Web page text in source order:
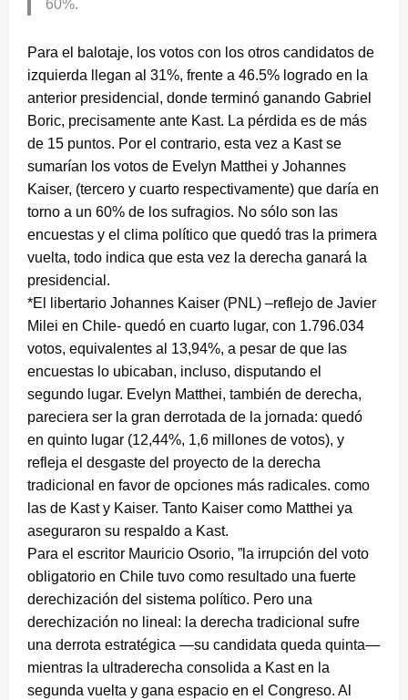
60%.
Para el balotaje, los votos con los otros candidatos de
izquierda llegan al 31%, frente a 46.5% logrado en la
anterior presidencial, donde terminó ganando Gabriel
Boric, precisamente ante Kast. La pérdida es de más
de 15 puntos. Por el contrario, esta vez a Kast se
sumarían los votos de Evelyn Matthei y Johannes
Kaiser, (tercero y cuarto respectivamente) que daría en
torno a un 60% de los sufragios. No sólo son las
encuestas y el clima político que quedó tras la primera
vuelta, todo indica que esta vez la derecha ganará la
presidencial.
*El libertario Johannes Kaiser (PNL) –reflejo de Javier
Milei en Chile- quedó en cuarto lugar, con 1.796.034
votos, equivalentes al 13,94%, a pesar de que las
encuestas lo ubicaban, incluso, disputando el
segundo lugar. Evelyn Matthei, también de derecha,
pareciera ser la gran derrotada de la jornada: quedó
en quinto lugar (12,44%, 1,6 millones de votos), y
refleja el desgaste del proyecto de la derecha
tradicional en favor de opciones más radicales. como
las de Kast y Kaiser. Tanto Kaiser como Matthei ya
aseguraron su respaldo a Kast.
Para el escritor Mauricio Osorio, ”la irrupción del voto
obligatorio en Chile tuvo como resultado una fuerte
derechización del sistema político. Pero una
derechización no lineal: la derecha tradicional sufre
una derrota estratégica —su candidata queda quinta—
mientras la ultraderecha consolida a Kast en la
segunda vuelta y gana espacio en el Congreso. Al